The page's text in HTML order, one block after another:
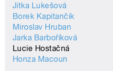
Jitka Lukešová
Borek Kapitančik
Miroslav Hruban
Jarka Barboříková
Lucie Hostačná
Honza Macoun